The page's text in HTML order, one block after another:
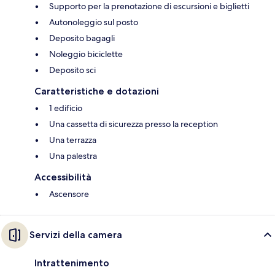
Supporto per la prenotazione di escursioni e biglietti
Autonoleggio sul posto
Deposito bagagli
Noleggio biciclette
Deposito sci
Caratteristiche e dotazioni
1 edificio
Una cassetta di sicurezza presso la reception
Una terrazza
Una palestra
Accessibilità
Ascensore
Servizi della camera
Intrattenimento